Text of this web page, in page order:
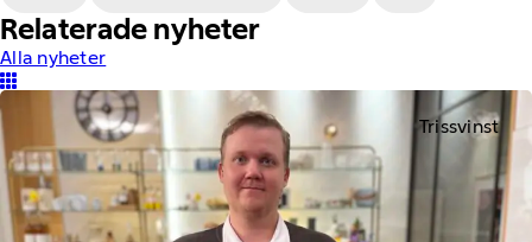
Relaterade nyheter
Alla nyheter
Trissvinst